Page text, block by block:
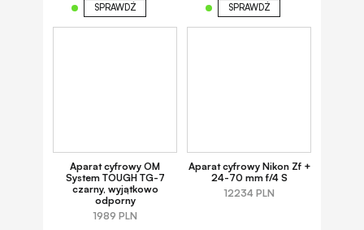
SPRAWDŹ
SPRAWDŹ
Aparat cyfrowy OM
System TOUGH TG-7
czarny, wyjątkowo
odporny
1989 PLN
Aparat cyfrowy Nikon Zf +
24-70 mm f/4 S
12234 PLN